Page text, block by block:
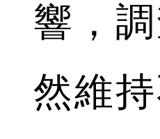
響，
然維